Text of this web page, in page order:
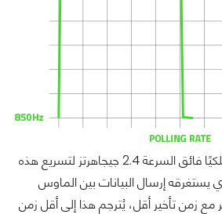
تستخدم التقنية ترددًا لاسلكيًا فائق السرعة 2.4 جيجاهرتز لتسريع هذه
يستغرقه إرسال البيانات بين الماوس
مع زمن تأخير أقل، يُترجم هذا إلى أقل زمن